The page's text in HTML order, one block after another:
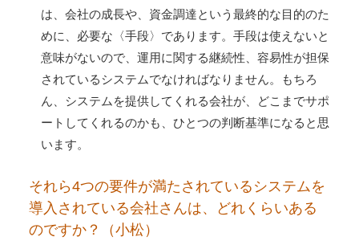
は、会社の成長や、資金調達という最終的な目的のた
めに、必要な〈手段〉であります。手段は使えないと
意味がないので、運用に関する継続性、容易性が担保
されているシステムでなければなりません。もちろ
ん、システムを提供してくれる会社が、どこまでサポ
ートしてくれるのかも、ひとつの判断基準になると思
います。
それら4つの要件が満たされているシステムを
導入されている会社さんは、どれくらいある
のですか？（小松）